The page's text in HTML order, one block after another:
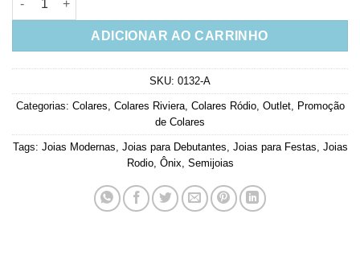
ADICIONAR AO CARRINHO
SKU: 0132-A
Categorias: Colares Colares Riviera, Colares Ródio, Outlet, Promoção
de Colares
Tags: Joias Modernas Joias para Debutantes Joias para Festas Joias
Rodio, Ônix Semijoias